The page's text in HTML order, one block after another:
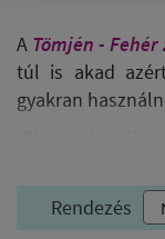
A Tömjén -
túl is akad
gyakran
felemelő
perui kopál,
Rendezés